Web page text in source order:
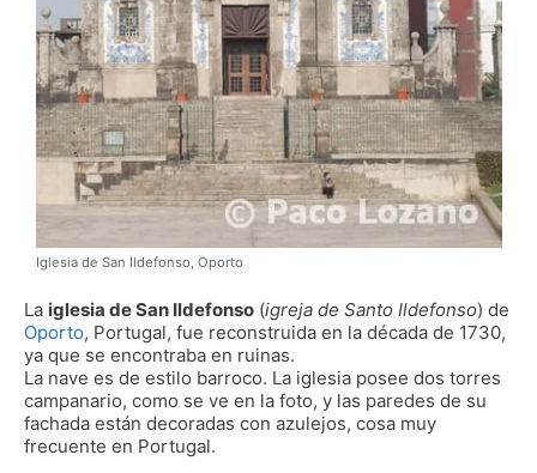
Iglesia de San Ildefonso, Oporto
La iglesia de San Ildefonso (igreja de Santo Ildefonso) de
Oporto, Portugal, fue reconstruida en la década de 1730,
ya que se encontraba en ruinas.
La nave es de estilo barroco. La iglesia posee dos torres
campanario, como se ve en la foto, y las paredes de su
fachada están decoradas con azulejos, cosa muy
frecuente en Portugal.